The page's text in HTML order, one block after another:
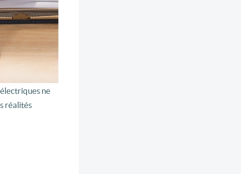
ne
réalités